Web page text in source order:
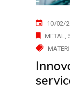
10/02/
METAL